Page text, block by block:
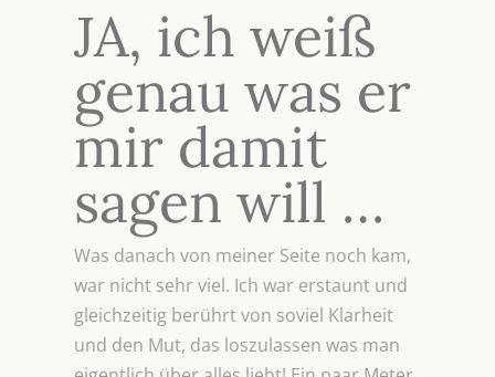
JA, ich weiß
genau was er
mir damit
sagen will …
Was danach von meiner Seite noch kam,
war nicht sehr viel. Ich war erstaunt und
gleichzeitig berührt von soviel Klarheit
und den Mut, das loszulassen was man